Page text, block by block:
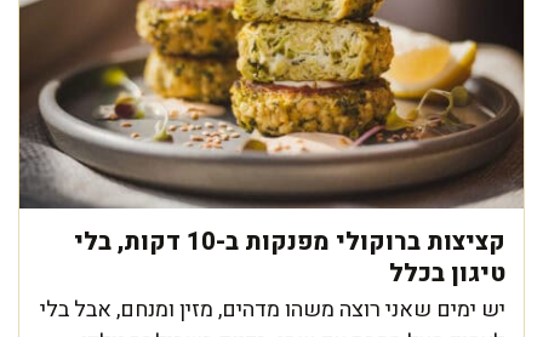
קציצות ברוקולי מפנקות ב-10 דקות, בלי
טיגון בכלל
יש ימים שאני רוצה משהו מדהים, מזין ומנחם, אבל בלי